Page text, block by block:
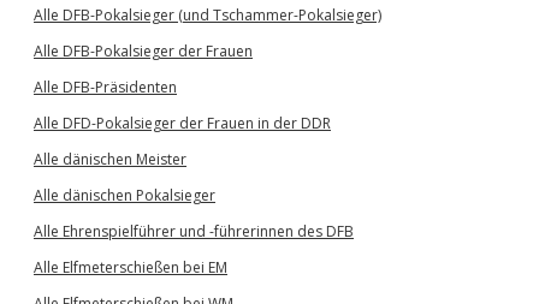
Alle DFB-Pokalsieger (und Tschammer-Pokalsieger)
Alle DFB-Pokalsieger der Frauen
Alle DFB-Präsidenten
Alle DFD-Pokalsieger der Frauen in der DDR
Alle dänischen Meister
Alle dänischen Pokalsieger
Alle Ehrenspielführer und -führerinnen des DFB
Alle Elfmeterschießen bei EM